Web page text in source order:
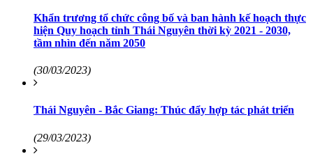
Khẩn trương tổ chức công bố và ban hành kế hoạch thực
hiện Quy hoạch tỉnh Thái Nguyên thời kỳ 2021 - 2030,
tầm nhìn đến năm 2050
(30/03/2023)
Thái Nguyên - Bắc Giang: Thúc đẩy hợp tác phát triển
(29/03/2023)